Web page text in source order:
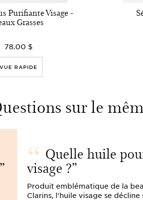
Purifiante Visage -
Grasses
78.00 $
VUE RAPIDE
sur le
Quelle huile
visage ?
Produit emblématique de la
Clarins, l'huile visage se décline